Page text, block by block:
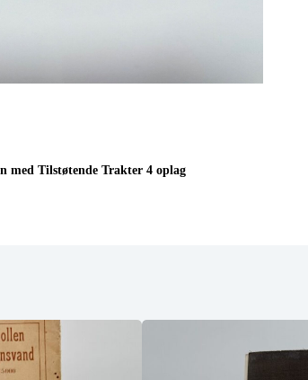
med Tilstøtende Trakter 4 oplag